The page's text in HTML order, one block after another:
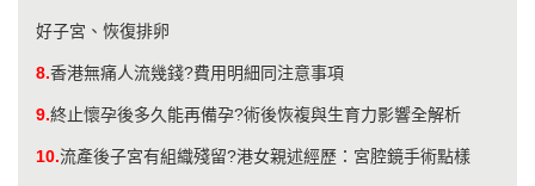
好子宮、恢復排卵
8.香港無痛人流幾錢?費用明細同注意事項
9.終止懷孕後多久能再備孕?術後恢複與生育力影響全解析
10.流產後子宮有組織殘留?港女親述經歷：宮腔鏡手術點樣